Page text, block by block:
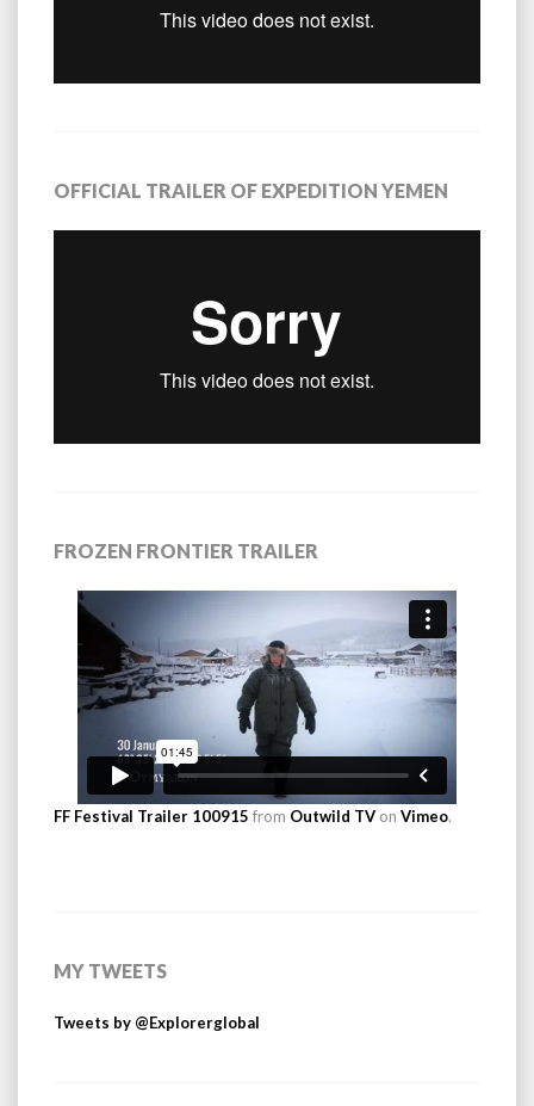
OFFICIAL TRAILER OF EXPEDITION YEMEN
FROZEN FRONTIER TRAILER
FF Festival Trailer 100915 from Outwild TV on Vimeo.
MY TWEETS
Tweets by @Explorerglobal